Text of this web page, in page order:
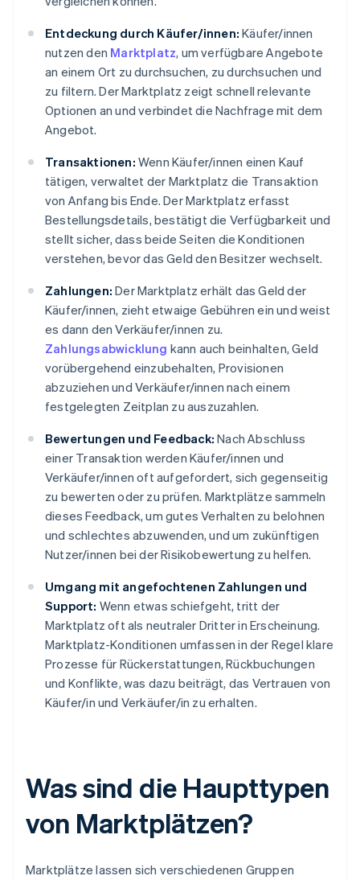
Entdeckung durch Käufer/innen: Käufer/innen
nutzen den Marktplatz, um verfügbare Angebote
an einem Ort zu durchsuchen, zu durchsuchen und
zu filtern. Der Marktplatz zeigt schnell relevante
Optionen an und verbindet die Nachfrage mit dem
Angebot.
Transaktionen: Wenn Käufer/innen einen Kauf
tätigen, verwaltet der Marktplatz die Transaktion
von Anfang bis Ende. Der Marktplatz erfasst
Bestellungsdetails, bestätigt die Verfügbarkeit und
stellt sicher, dass beide Seiten die Konditionen
verstehen, bevor das Geld den Besitzer wechselt.
Zahlungen: Der Marktplatz erhält das Geld der
Käufer/innen, zieht etwaige Gebühren ein und weist
es dann den Verkäufer/innen zu.
Zahlungsabwicklung kann auch beinhalten, Geld
vorübergehend einzubehalten, Provisionen
abzuziehen und Verkäufer/innen nach einem
festgelegten Zeitplan zu auszuzahlen.
Bewertungen und Feedback: Nach Abschluss
einer Transaktion werden Käufer/innen und
Verkäufer/innen oft aufgefordert, sich gegenseitig
zu bewerten oder zu prüfen. Marktplätze sammeln
dieses Feedback, um gutes Verhalten zu belohnen
und schlechtes abzuwenden, und um zukünftigen
Nutzer/innen bei der Risikobewertung zu helfen.
Umgang mit angefochtenen Zahlungen und
Support: Wenn etwas schiefgeht, tritt der
Marktplatz oft als neutraler Dritter in Erscheinung.
Marktplatz-Konditionen umfassen in der Regel klare
Prozesse für Rückerstattungen, Rückbuchungen
und Konflikte, was dazu beiträgt, das Vertrauen von
Käufer/in und Verkäufer/in zu erhalten.
Was sind die Haupttypen
von Marktplätzen?
Marktplätze lassen sich verschiedenen Gruppen